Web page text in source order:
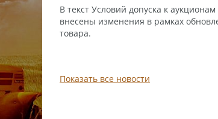
В текст Условий допуска к
внесены изменения в рамках
товара.
Показать все новости